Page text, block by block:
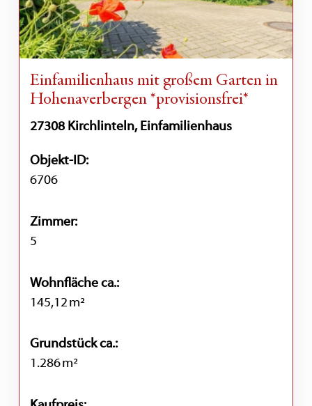
Einfamilienhaus mit großem Garten in
Hohenaverbergen *provisionsfrei*
27308 Kirchlinteln, Einfamilienhaus
Objekt-ID:
6706
Zimmer:
5
Wohnfläche ca.:
145,12 m²
Grund­stück ca.:
1.286 m²